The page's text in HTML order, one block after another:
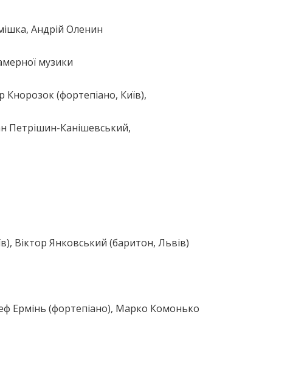
Андрій Оленин
музики
(фортепіано, Київ),
Петрішин-Канішевський,
Віктор Янковський (баритон, Львів)
Ермінь (фортепіано), Марко Комонько